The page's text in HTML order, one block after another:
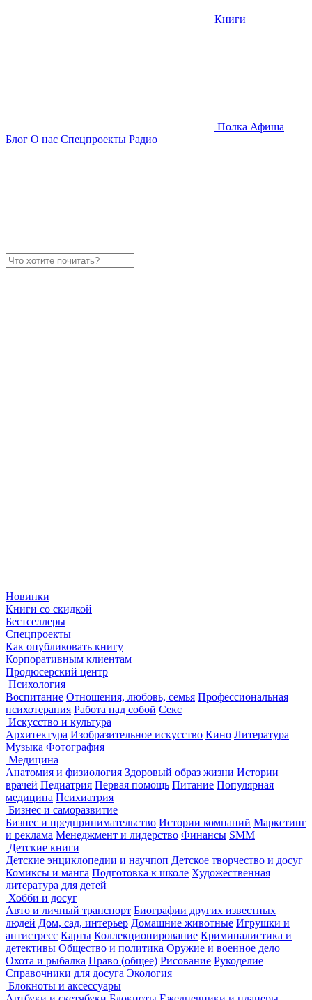
Книги
Полка Афиша
Блог О нас Спецпроекты Радио
Новинки
Книги со скидкой
Бестселлеры
Спецпроекты
Как опубликовать книгу
Корпоративным клиентам
Продюсерский центр
Психология
Воспитание Отношения, любовь, семья Профессиональная
психотерапия Работа над собой Секс
Искусство и культура
Архитектура Изобразительное искусство Кино Литература
Музыка Фотография
Медицина
Анатомия и физиология Здоровый образ жизни Истории
врачей Педиатрия Первая помощь Питание Популярная
медицина Психиатрия
Бизнес и саморазвитие
Бизнес и предпринимательство Истории компаний Маркетинг
и реклама Менеджмент и лидерство Финансы SMM
Детские книги
Детские энциклопедии и научпоп Детское творчество и досуг
Комиксы и манга Подготовка к школе Художественная
литература для детей
Хобби и досуг
Авто и личный транспорт Биографии других известных
людей Дом, сад, интерьер Домашние животные Игрушки и
антистресс Карты Коллекционирование Криминалистика и
детективы Общество и политика Оружие и военное дело
Охота и рыбалка Право (общее) Рисование Рукоделие
Справочники для досуга Экология
Блокноты и аксессуары